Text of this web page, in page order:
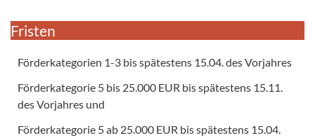
Fristen
Förderkategorien 1-3 bis spätestens 15.04. des Vorjahres
Förderkategorie 5 bis 25.000 EUR bis spätestens 15.11.
des Vorjahres und
Förderkategorie 5 ab 25.000 EUR bis spätestens 15.04.